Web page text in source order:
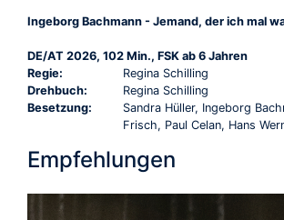
Ingeborg Bachmann - Jemand, der ich mal
DE/AT 2026, 102 Min., FSK ab 6 Jahren
Regie:
Regina Schilling
Drehbuch:
Regina Schilling
Besetzung:
Sandra Hüller, Ingeborg
Frisch, Paul Celan, Hans
Empfehlungen